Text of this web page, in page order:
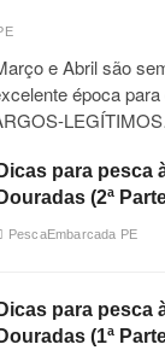
e Abril são
época
Dicas para pesca
Douradas (2ª
PescaEmbarcada PE
Dicas para pesca
Douradas (1ª